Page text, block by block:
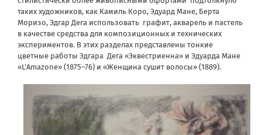
таких художников, как Камиль Коро, Эдуард Мане, Берта
Моризо, Эдгар Дега использовать графит, акварель и пастель
в качестве средства для композиционных и технических
экспериментов. В этих разделах представлены тонкие
цветные работы Эдгара Дега «Эквестриенна» и Эдуарда Мане
«L’Amazone» (1875–76) и «Женщина сушит волосы» (1889).